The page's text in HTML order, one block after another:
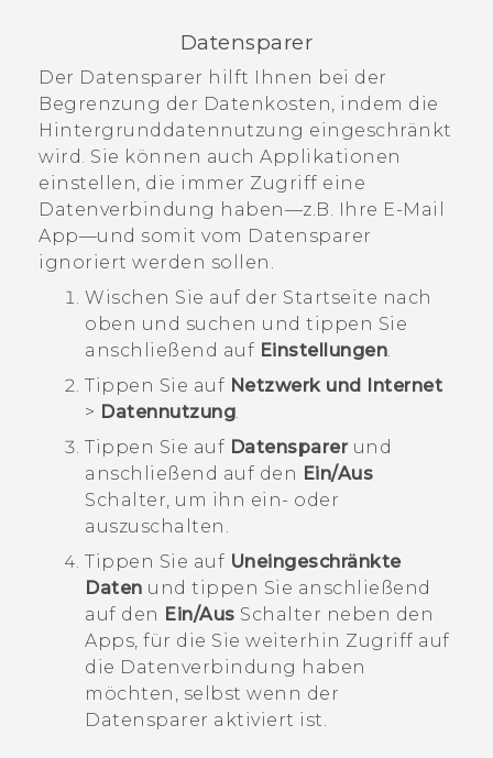
Datensparer
Der Datensparer hilft Ihnen bei der
Begrenzung der Datenkosten, indem die
Hintergrunddatennutzung eingeschränkt
wird. Sie können auch Applikationen
einstellen, die immer Zugriff eine
Datenverbindung haben—z.B. Ihre E-Mail
App—und somit vom Datensparer
ignoriert werden sollen.
Wischen Sie auf der Startseite nach
oben und suchen und tippen Sie
anschließend auf Einstellungen.
Tippen Sie auf Netzwerk und Internet
> Datennutzung.
Tippen Sie auf Datensparerund
anschließend auf den Ein/Aus
Schalter, um ihn ein- oder
auszuschalten.
Tippen Sie auf Uneingeschränkte
Daten und tippen Sie anschließend
auf den Ein/Aus Schalter neben den
Apps, für die Sie weiterhin Zugriff auf
die Datenverbindung haben
möchten, selbst wenn der
Datensparer aktiviert ist.